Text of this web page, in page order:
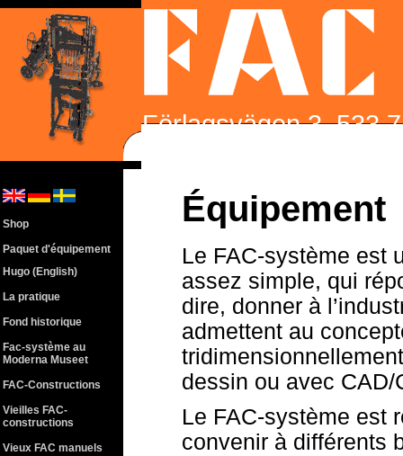
Förlagsvägen 3, 533
Shop
Paquet d'équipement
Hugo (English)
La pratique
Fond historique
Fac-système au
Moderna Museet
FAC-Constructions
Vieilles FAC-
constructions
Vieux FAC manuels
Équipement
Le FAC-système est
assez simple, qui
dire, donner à
admettent au
dessin ou avec CAD/
Le FAC-système est
convenir à différents